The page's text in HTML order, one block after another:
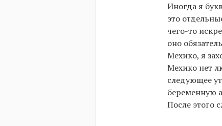
Иногда я
это
чего-то
оно
Мехико, я
Мехико нет
следующее
беременную
После этого